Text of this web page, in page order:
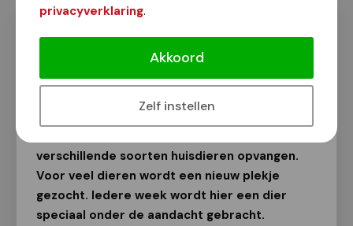
privacyverklaring.
Akkoord
Zelf instellen
Asieldier van de week: Kat Kira
Van onze redactie
8 juli 2018
verschillende soorten huisdieren opvangen.
Voor veel dieren wordt een nieuw plekje
gezocht. Iedere week wordt hier een dier
speciaal onder de aandacht gebracht.